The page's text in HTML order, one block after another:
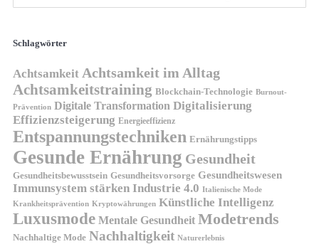
Schlagwörter
Achtsamkeit Achtsamkeit im Alltag
Achtsamkeitstraining Blockchain-Technologie Burnout-
Prävention Digitale Transformation Digitalisierung
Effizienzsteigerung Energieeffizienz
Entspannungstechniken Ernährungstipps
Gesunde Ernährung Gesundheit
Gesundheitsbewusstsein Gesundheitsvorsorge Gesundheitswesen
Immunsystem stärken Industrie 4.0 Italienische Mode
Krankheitsprävention Kryptowährungen Künstliche Intelligenz
Luxusmode Mentale Gesundheit Modetrends
Nachhaltige Mode Nachhaltigkeit Naturerlebnis